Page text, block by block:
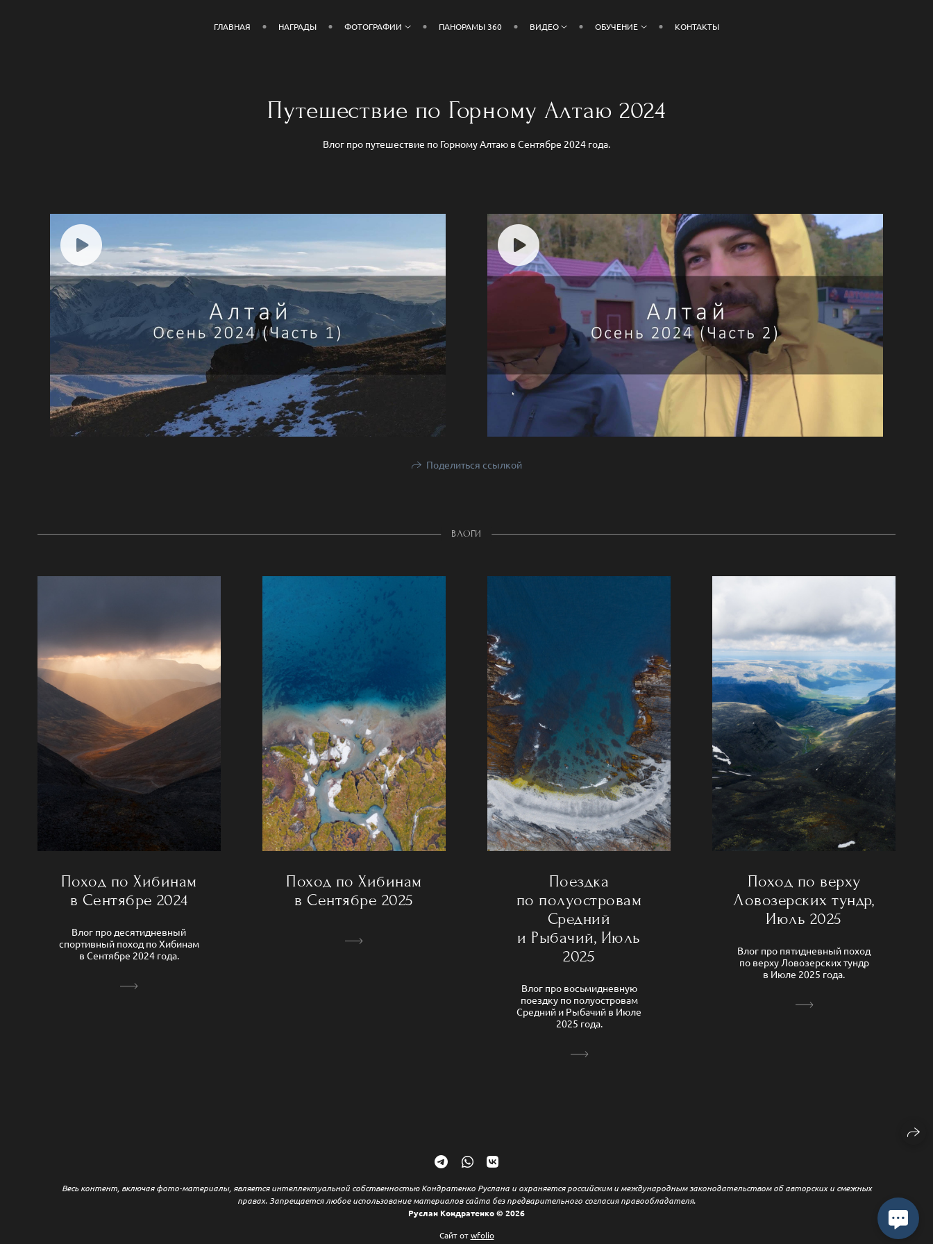
ГЛАВНАЯ НАГРАДЫ ФОТОГРАФИИ ПАНОРАМЫ 360 ВИДЕО ОБУЧЕНИЕ КОНТАКТЫ
Путешествие по Горному Алтаю 2024
Влог про путешествие по Горному Алтаю в Сентябре 2024 года.
Поделиться ссылкой
ВЛОГИ
Поход по Хибинам
в Сентябре 2024
Влог про десятидневный
спортивный поход по Хибинам
в Сентябре 2024 года.
Поход по Хибинам
в Сентябре 2025
Поездка
по полуостровам
Средний
и Рыбачий, Июль
2025
Влог про восьмидневную
поездку по полуостровам
Средний и Рыбачий в Июле
2025 года.
Поход по верху
Ловозерских тундр,
Июль 2025
Влог про пятидневный поход
по верху Ловозерских тундр
в Июле 2025 года.
Весь контент, включая фото-материалы, является интеллектуальной собственностью Кондратенко Руслана и охраняется российским и международным законодательством об авторских и смежных
правах. Запрещается любое использование материалов сайта без предварительного согласия правообладателя.
Руслан Кондратенко © 2026
Сайт отwfolio